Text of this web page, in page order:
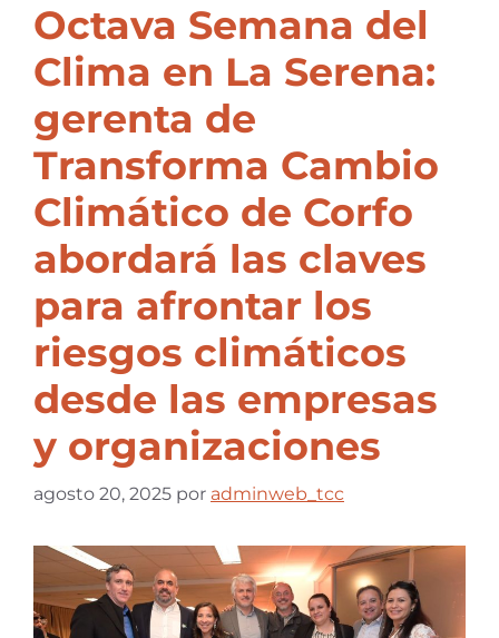
Octava Semana del
Clima en La Serena:
gerenta de
Transforma Cambio
Climático de Corfo
abordará las claves
para afrontar los
riesgos climáticos
desde las empresas
y organizaciones
agosto 20, 2025 por adminweb_tcc